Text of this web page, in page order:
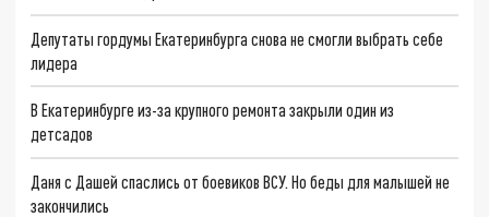
Депутаты гордумы Екатеринбурга снова не смогли выбрать себе
лидера
В Екатеринбурге из-за крупного ремонта закрыли один из
детсадов
Даня с Дашей спаслись от боевиков ВСУ. Но беды для малышей не
закончились